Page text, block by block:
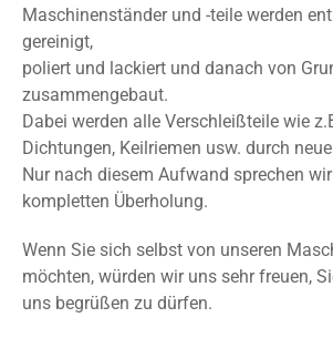
Maschinenständer und -teile werden
gereinigt,
poliert und lackiert und danach von
zusammengebaut.
Dabei werden alle Verschleißteile wie
Dichtungen, Keilriemen usw. durch
Nur nach diesem Aufwand sprechen
kompletten Überholung.
Wenn Sie sich selbst von unseren
möchten, würden wir uns sehr freuen,
uns begrüßen zu dürfen.